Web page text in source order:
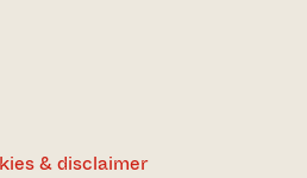
& disclaimer